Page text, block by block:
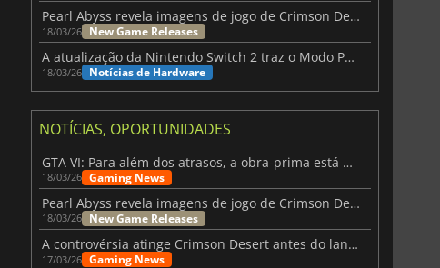
Pearl Abyss revela imagens de jogo de Crimson Desert para a PS5
18/03/26 New Game Releases
A atualização da Nintendo Switch 2 traz o Modo Portátil aos jogos mais antigos da Switch
18/03/26 Notícias de Hardware
NOTÍCIAS, OPORTUNIDADES
GTA VI: Para além dos atrasos, a obra-prima está quase a chegar
18/03/26 Gaming News
Pearl Abyss revela imagens de jogo de Crimson Desert para a PS5
18/03/26 New Game Releases
A controvérsia atinge Crimson Desert antes do lançamento
17/03/26 Gaming News